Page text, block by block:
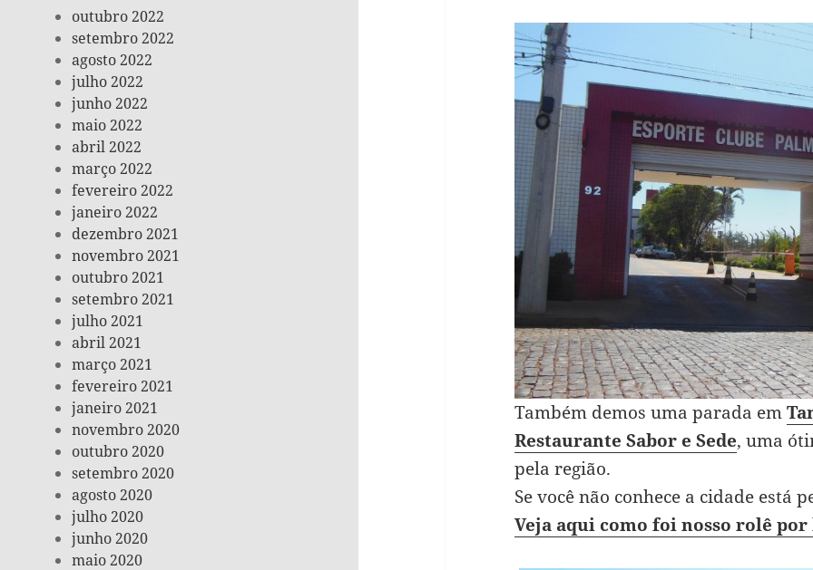
outubro 2022
setembro 2022
agosto 2022
julho 2022
junho 2022
maio 2022
abril 2022
março 2022
fevereiro 2022
janeiro 2022
dezembro 2021
novembro 2021
outubro 2021
setembro 2021
julho 2021
abril 2021
março 2021
fevereiro 2021
janeiro 2021
novembro 2020
outubro 2020
setembro 2020
agosto 2020
julho 2020
junho 2020
maio 2020
Também demos uma parada em
Restaurante Sabor e Sede, uma
pela região.
Se você não conhece a cidade está
Veja aqui como foi nosso rolê por